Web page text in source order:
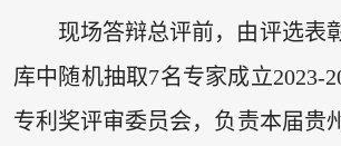
现场答辩总评前，由评选表
库中随机抽取7名专家成立2023-
专利奖评审委员会，负责本届贵